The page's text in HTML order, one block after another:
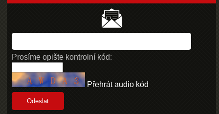
Prosíme opište kontrolní kód:
Přehrát audio kód